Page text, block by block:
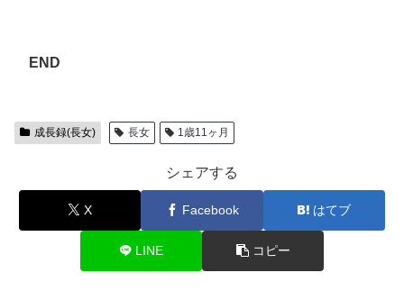
END
成長録(長女) 長女 1歳11ヶ月
シェアする
X Facebook はてブ
LINE コピー